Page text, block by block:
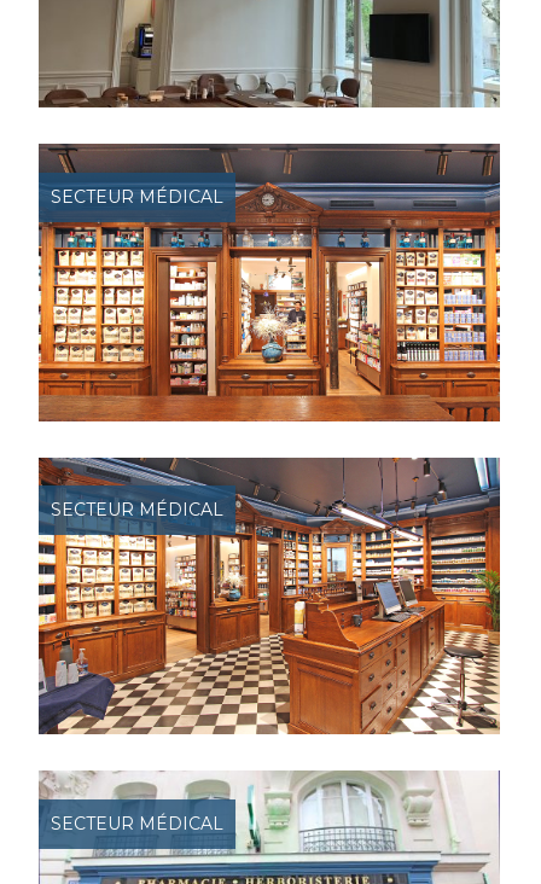
SECTEUR MÉDICAL
SECTEUR MÉDICAL
SECTEUR MÉDICAL